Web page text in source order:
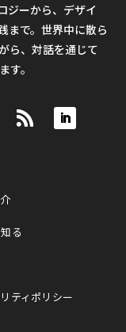
ジーから、デザイ
まで。世界中に散ら
ら、対話を通じて
す。
る
ティポリシー